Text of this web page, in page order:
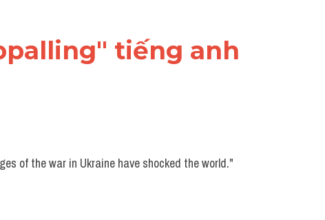
tiếng anh
of the war in Ukraine have shocked the world."